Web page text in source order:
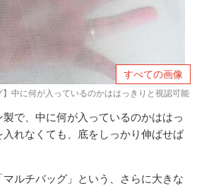
すべての画像
】中に何が入っているのかははっきりと視認可能
で、中に何が入っているのかははっ
れなくても、底をしっかり伸ばせば
ルチバッグ」という、さらに大きな